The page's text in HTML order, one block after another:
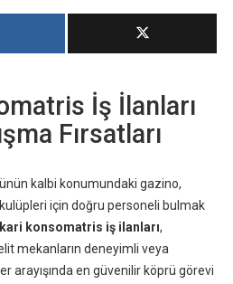
İş İlanları
Fırsatları
kalbi konumundaki gazino,
için doğru personeli bulmak
konsomatris iş ilanları,
mekanların deneyimli veya
arayışında en güvenilir köprü görevi